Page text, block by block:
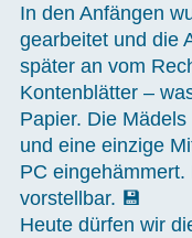
In den Anfängen
gearbeitet und die
später an vom
Kontenblätter –
Papier. Die
und eine einzige
PC eingehämmert.
vorstellbar. 💾
Heute dürfen wir